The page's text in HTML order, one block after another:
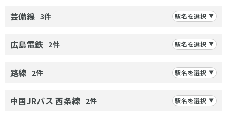
芸備線 3件 駅名を選択
広島電鉄 2件 駅名を選択
路線 2件 駅名を選択
中国JRバス 西条線 2件 駅名を選択